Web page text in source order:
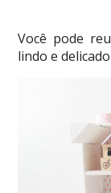
Você pode
lindo e